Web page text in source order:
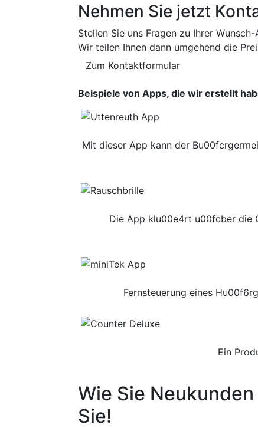
Nehmen Sie jetzt
Stellen Sie uns Fragen zu Ihrer
Wir teilen Ihnen dann umgehend die
Zum Kontaktformular
Beispiele von Apps, die wir erstellt
Mit dieser App kann der
Die App klu00e4rt u00fcber die
Fernsteuerung eines
Ein
Wie Sie
Sie!